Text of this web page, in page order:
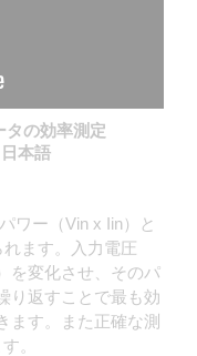
タの効率測定
本語
ワー（Vin x Iin）と
ます。入力電圧
を変化させ、そのパ
り返すことで最も効
ます。また正確な測
。